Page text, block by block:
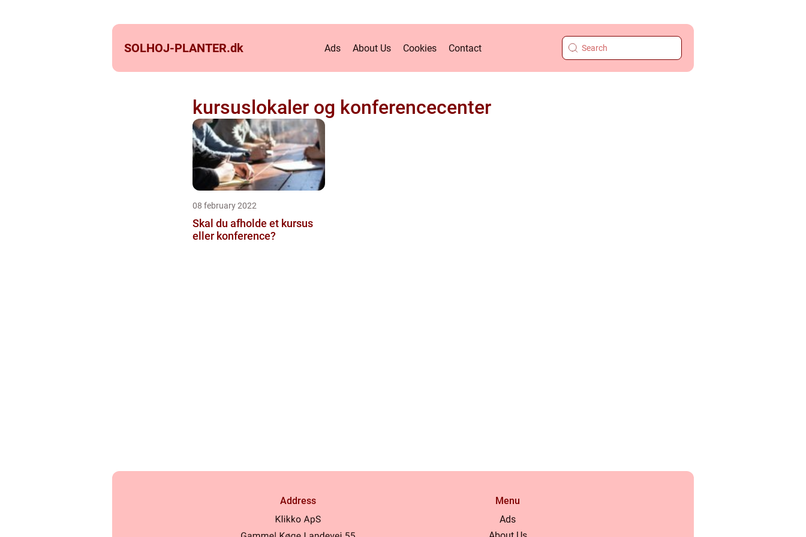
SOLHOJ-PLANTER.dk Ads About Us Cookies Contact
kursuslokaler og konferencecenter
08 february 2022
Skal du afholde et kursus
eller konference?
Address
Menu
Ads